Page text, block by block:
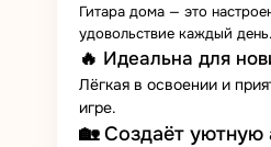
Гитара дома — это
удовольствие каждый день.
🔥 Идеальна для
Лёгкая в освоении и
игре.
🏡 Создаёт уютную